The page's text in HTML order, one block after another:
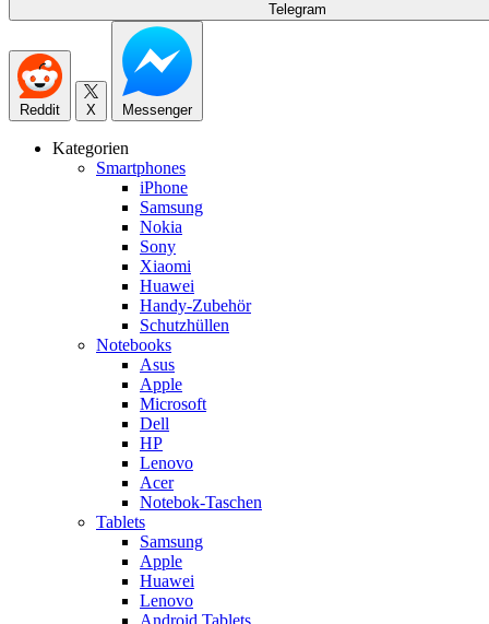
Telegram
Reddit X Messenger
Kategorien
Smartphones
iPhone
Samsung
Nokia
Sony
Xiaomi
Huawei
Handy-Zubehör
Schutzhüllen
Notebooks
Asus
Apple
Microsoft
Dell
HP
Lenovo
Acer
Notebok-Taschen
Tablets
Samsung
Apple
Huawei
Lenovo
Android Tablets